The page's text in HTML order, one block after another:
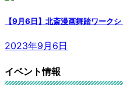
【9月6日】北斎漫画舞踏ワーク
2023年9月6日
イベント情報